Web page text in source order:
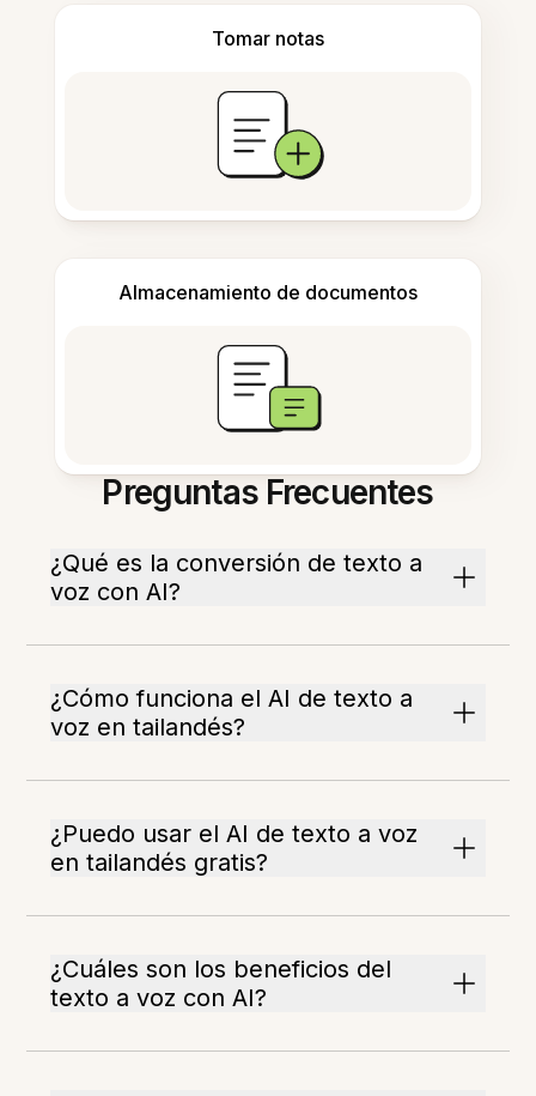
Tomar notas
Almacenamiento de documentos
Preguntas Frecuentes
¿Qué es la conversión de texto a
voz con AI?
¿Cómo funciona el AI de texto a
voz en tailandés?
¿Puedo usar el AI de texto a voz
en tailandés gratis?
¿Cuáles son los beneficios del
texto a voz con AI?